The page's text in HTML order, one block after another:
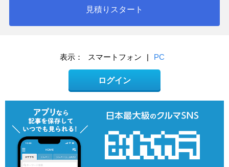
見積りスタート
表示： スマートフォン | PC
ログイン